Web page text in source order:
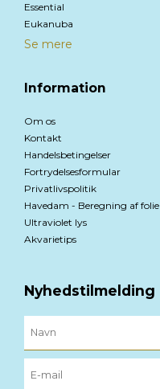
Essential
Eukanuba
Se mere
Information
Om os
Kontakt
Handelsbetingelser
Fortrydelsesformular
Privatlivspolitik
Havedam - Beregning af folie
Ultraviolet lys
Akvarietips
Nyhedstilmelding